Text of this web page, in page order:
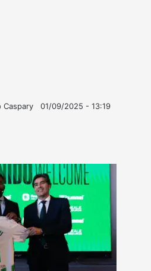
Caspary
01/09/2025 - 13:19